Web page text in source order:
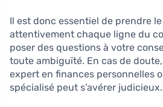
Il est donc essentiel de prendre
attentivement chaque ligne du
poser des questions à votre
toute ambiguïté. En cas de
expert en finances personnelles
spécialisé peut s’avérer judicieux.